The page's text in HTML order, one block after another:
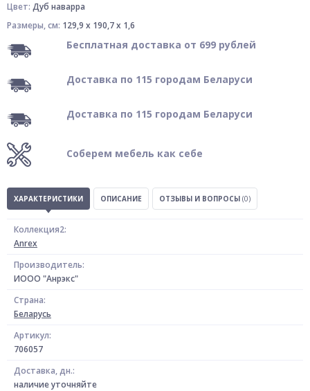
Цвет: Дуб наварра
Размеры, см: 129,9 x 190,7 x 1,6
Бесплатная доставка от 699 рублей
Доставка по 115 городам Беларуси
Доставка по 115 городам Беларуси
Соберем мебель как себе
ХАРАКТЕРИСТИКИ ОПИСАНИЕ ОТЗЫВЫ И ВОПРОСЫ (0)
Коллекция2:
Anrex
Производитель:
ИООО "Анрэкс"
Страна:
Беларусь
Артикул:
706057
Доставка, дн.:
наличие уточняйте